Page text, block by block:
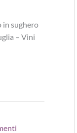
in sughero
– Vini